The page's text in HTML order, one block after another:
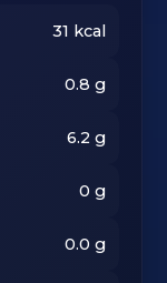
31 kcal
0.8 g
6.2 g
0 g
0.0 g